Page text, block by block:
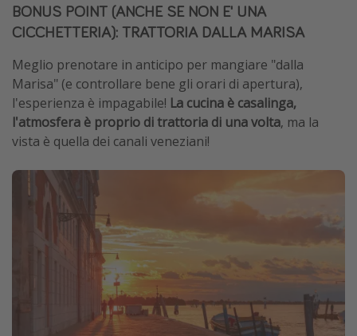
BONUS POINT (ANCHE SE NON E' UNA
CICCHETTERIA): TRATTORIA DALLA MARISA
Meglio prenotare in anticipo per mangiare "dalla
Marisa" (e controllare bene gli orari di apertura),
l'esperienza è impagabile! La cucina è casalinga,
l'atmosfera è proprio di trattoria di una volta, ma la
vista è quella dei canali veneziani!